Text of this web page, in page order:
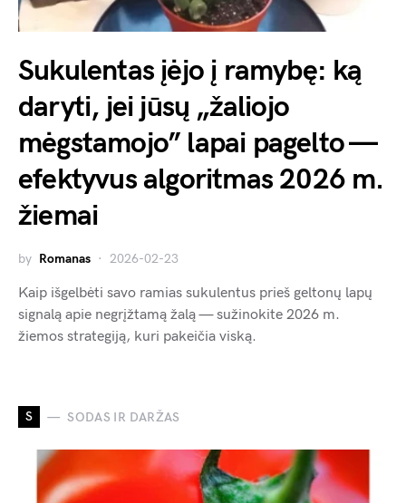
Sukulentas įėjo į ramybę: ką
daryti, jei jūsų „žaliojo
mėgstamojo” lapai pagelto —
efektyvus algoritmas 2026 m.
žiemai
by Romanas 2026-02-23
Kaip išgelbėti savo ramias sukulentus prieš geltonų lapų
signalą apie negrįžtamą žalą — sužinokite 2026 m.
žiemos strategiją, kuri pakeičia viską.
S SODAS IR DARŽAS